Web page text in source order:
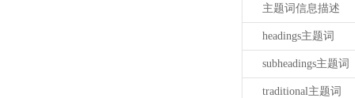
主题词信息描述
headings主题词
subheadings主题词
traditional主题词